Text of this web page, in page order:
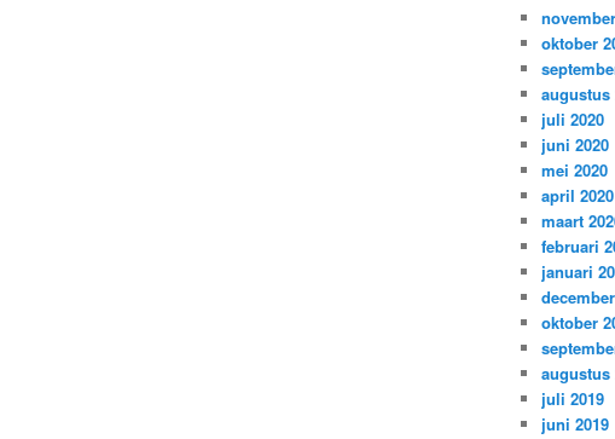
oktober
augustus
juli 2020
juni 2020
mei 2020
april 2020
maart
februari
januari
oktober
augustus
juli 2019
juni 2019